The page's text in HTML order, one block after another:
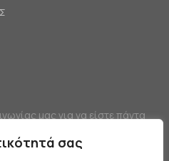
σας
μας για να είστε πάντα